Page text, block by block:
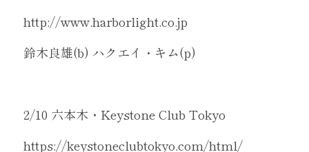
http://www.harborlight.co.jp
鈴木良雄(b) ハクエイ・キム(p)
2/10 六本木・Keystone Club Tokyo
https://keystoneclubtokyo.com/html/